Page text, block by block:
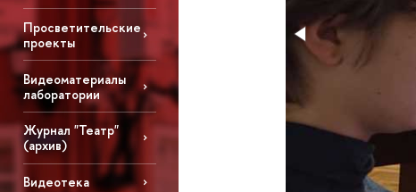
Просветительские
проекты
Видеоматериалы
лаборатории
Журнал "Театр"
(архив)
Видеотека